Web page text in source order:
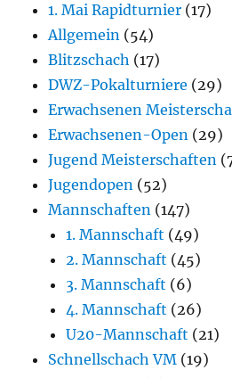
1. Mai Rapidturnier (17)
Allgemein (54)
Blitzschach (17)
DWZ-Pokalturniere (29)
Erwachsenen
Erwachsenen-Open (29)
Jugend Meisterschaften
Jugendopen (52)
Mannschaften (147)
1. Mannschaft (49)
2. Mannschaft (45)
3. Mannschaft (6)
4. Mannschaft (26)
U20-Mannschaft (21)
Schnellschach VM (19)